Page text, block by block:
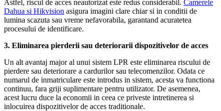
Astfel, riscul de acces neautorizat este redus considerabil. Camerele
Dahua si Hikvision asigura imagini clare chiar si in conditii de
lumina scazuta sau vreme nefavorabila, garantand acuratetea
procesului de identificare.
3. Eliminarea pierderii sau deteriorarii dispozitivelor de acces
Un alt avantaj major al unui sistem LPR este eliminarea riscului de
pierdere sau deteriorare a cardurilor sau telecomenzilor. Odata ce
numarul de inmatriculare este introdus in sistem, acesta va functiona
continuu, fara griji suplimentare pentru utilizator. De asemenea,
acest lucru duce la economii in ceea ce priveste intretinerea si
inlocuirea dispozitivelor de acces traditionale.